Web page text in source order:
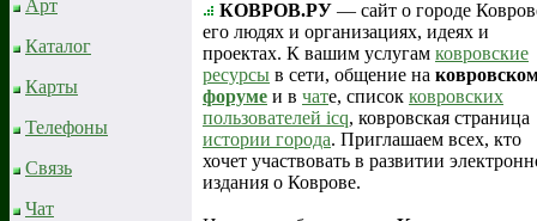
КОВРОВ.РУ — сайт о городе
его людях и организациях, идеях и
проектах. К вашим услугам ковровские
ресурсы в сети, общение на
форуме и в чате, список ковровских
пользователей icq, ковровская страница
истории города. Приглашаем всех, кто
хочет участвовать в развитии
издания о Коврове.
Арт
Каталог
Карты
Телефоны
Связь
Чат